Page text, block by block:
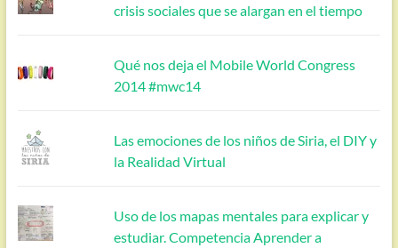
crisis sociales que se alargan en el tiempo
Qué nos deja el Mobile World Congress
2014 #mwc14
Las emociones de los niños de Siria, el DIY y
la Realidad Virtual
Uso de los mapas mentales para explicar y
estudiar. Competencia Aprender a